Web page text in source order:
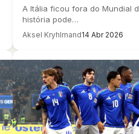
A Itália ficou fora do Mundial
história pode…
Aksel Kryhlmand14 Abr 2026